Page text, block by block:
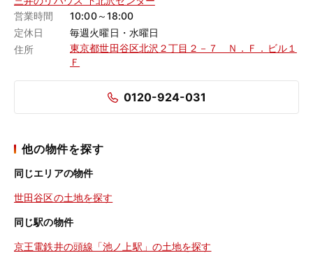
営業時間
10:00～18:00
定休日
毎週火曜日・水曜日
住所
東京都世田谷区北沢２丁目２－７ Ｎ．Ｆ．ビル１
Ｆ
0120-924-031
他の物件を探す
同じエリアの物件
世田谷区の土地を探す
同じ駅の物件
京王電鉄井の頭線「池ノ上駅」の土地を探す